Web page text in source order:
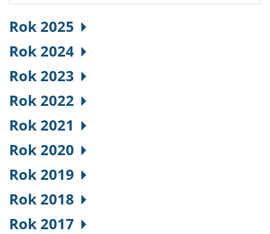
Rok 2025
Rok 2024
Rok 2023
Rok 2022
Rok 2021
Rok 2020
Rok 2019
Rok 2018
Rok 2017